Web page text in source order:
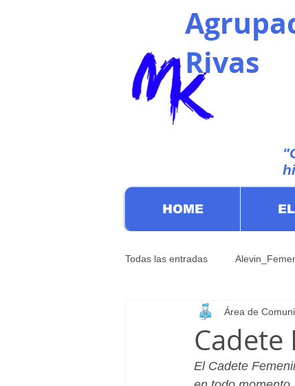
Rivas
HOME
Todas las entradas
Infantil_Femenino
Cadete_Masculino Club
Cadete
Área de
El Cadete